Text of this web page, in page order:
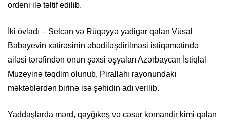
ordeni ilə təltif edilib.
İki övladı – Selcan və Rüqəyyə yadigar qalan Vüsal
Babayevin xatirəsinin əbədiləşdirilməsi istiqamətində
ailəsi tərəfindən onun şəxsi əşyaları Azərbaycan İstiqlal
Muzeyinə təqdim olunub, Pirallahı rayonundakı
məktəblərdən birinə isə şəhidin adı verilib.
Yaddaşlarda mərd, qayğıkeş və cəsur komandir kimi qalan